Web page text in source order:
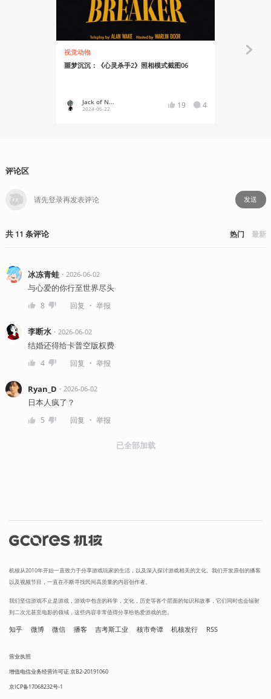
视觉动物
噩梦沉沉：《心灵杀手2》照相模式截图06
Jack of N...
2024-06-22 19 4
聊聊产业
评论区
发送
共 11 条评论 热门 最新
冰冻青蛙・ 2026-06-02
与心爱的你行至世界尽头
8 回复 ・ 举报
李断水・ 2026-06-02
结婚还得给卡普空版权费
4 回复 ・ 举报
Ryan_D ・ 2026-06-02
日本人疯了？
5 回复 ・ 举报
已全部加载
机核从2010年开始一直致力于分享游戏玩家的生活，以及深入探讨游戏相关的文化。我们开发原创的播客
以及视频节目，一直在不断寻找民间高质量的内容创作者。
我们坚信游戏不止是游戏，游戏中包含的科学，文化，历史等各个层面的知识和故事，它们同时也会辐射
到二次元甚至电影的领域，这些内容非常值得分享给热爱游戏的您。
知乎 微博 微信 播客 吉考斯工业 核市奇谭 机核发行 RSS
营业执照
增值电信业务经营许可证 京B2-20191060
京ICP备17068232号-1